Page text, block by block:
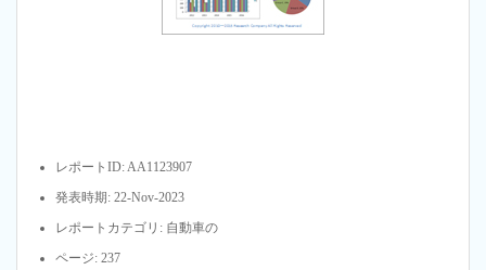
レポートID: AA1123907
発表時期: 22-Nov-2023
レポートカテゴリ: 自動車の
ページ: 237